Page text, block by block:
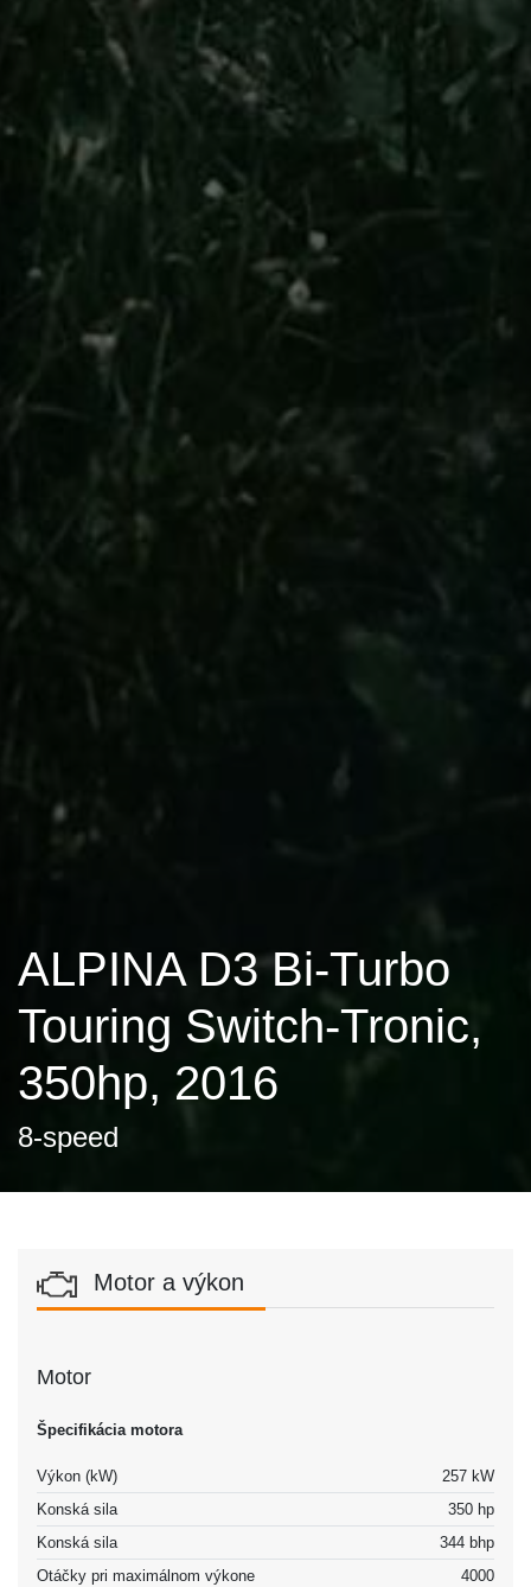
ALPINA D3 Bi-Turbo
Touring Switch-Tronic,
350hp, 2016
8-speed
Motor a výkon
Motor
Špecifikácia motora
Výkon (kW)
257 kW
Konská sila
350 hp
Konská sila
344 bhp
Otáčky pri maximálnom výkone
4000